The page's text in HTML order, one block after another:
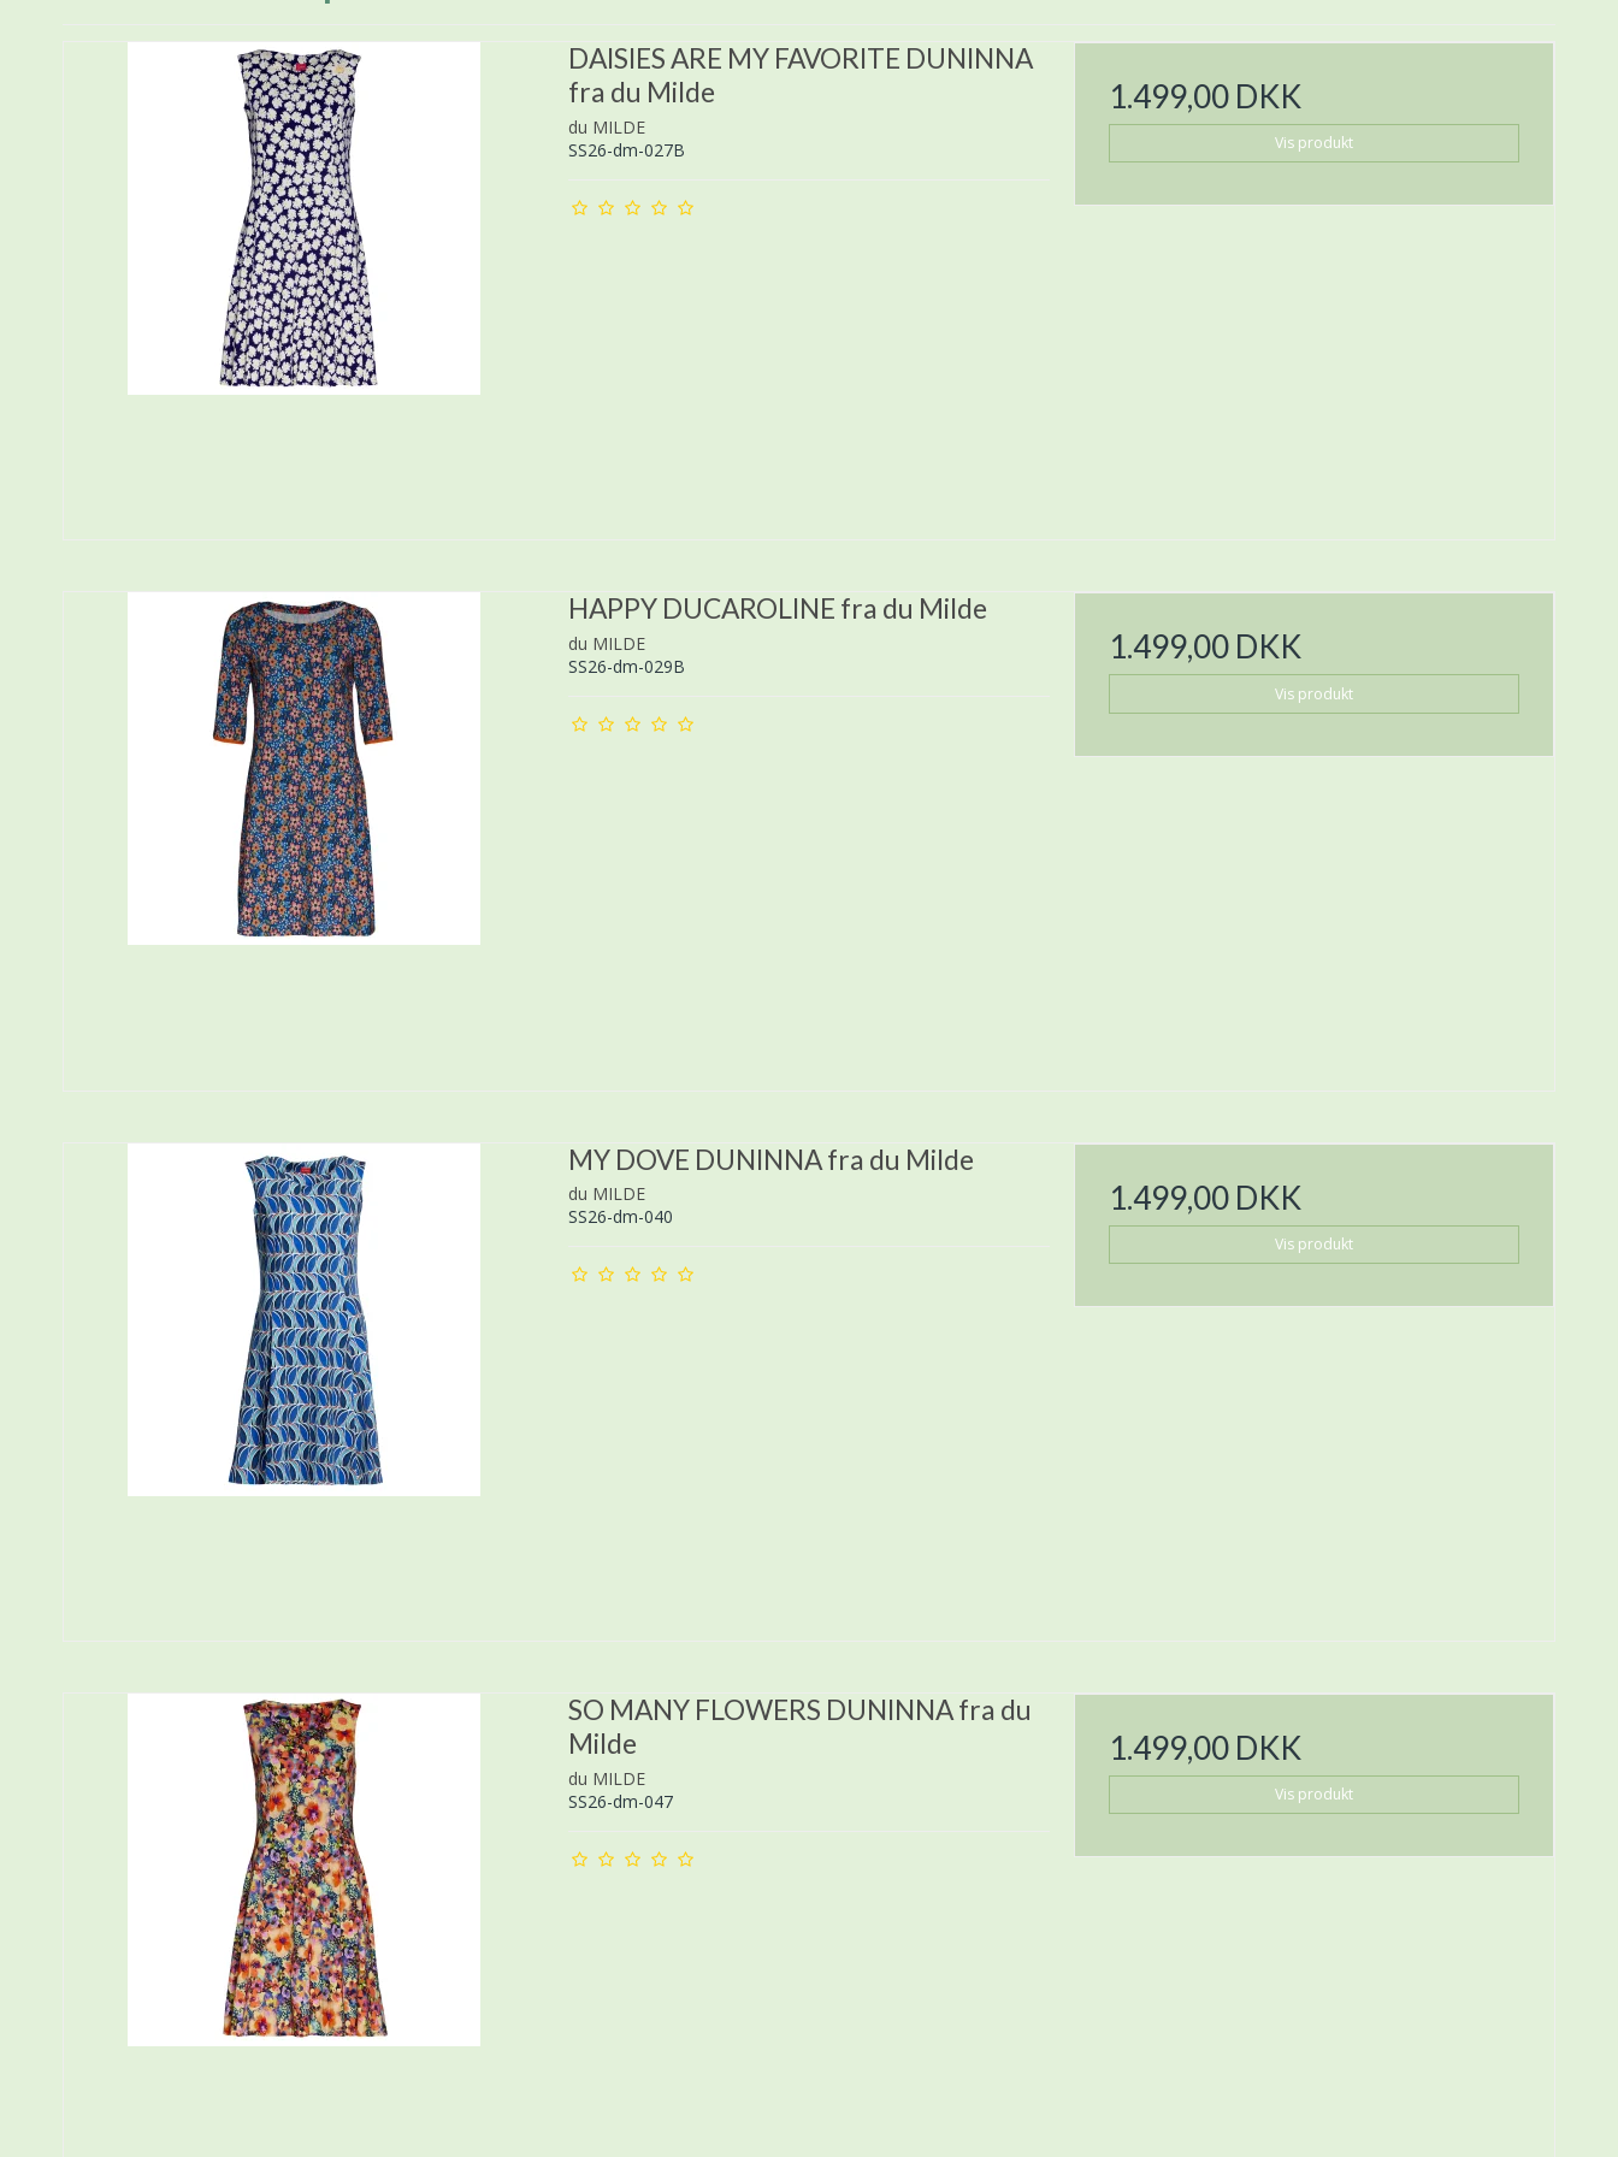
DAISIES ARE MY FAVORITE DUNINNA
fra du Milde
du MILDE
SS26-dm-027B
1.499,00 DKK
Vis produkt
HAPPY DUCAROLINE fra du Milde
du MILDE
SS26-dm-029B
1.499,00 DKK
Vis produkt
MY DOVE DUNINNA fra du Milde
du MILDE
SS26-dm-040
1.499,00 DKK
Vis produkt
SO MANY FLOWERS DUNINNA fra du
Milde
du MILDE
SS26-dm-047
1.499,00 DKK
Vis produkt